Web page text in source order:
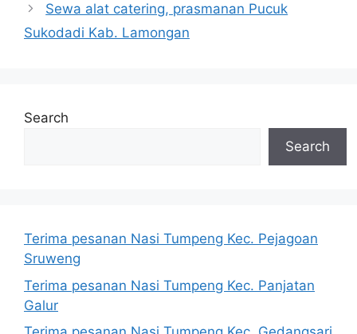
Sewa alat catering, prasmanan Pucuk
Sukodadi Kab. Lamongan
Search
Search
Terima pesanan Nasi Tumpeng Kec. Pejagoan
Sruweng
Terima pesanan Nasi Tumpeng Kec. Panjatan
Galur